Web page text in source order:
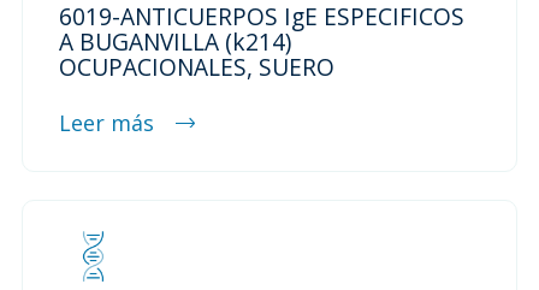
6019-ANTICUERPOS IgE ESPECIFICOS
A BUGANVILLA (k214)
OCUPACIONALES, SUERO
Leer más